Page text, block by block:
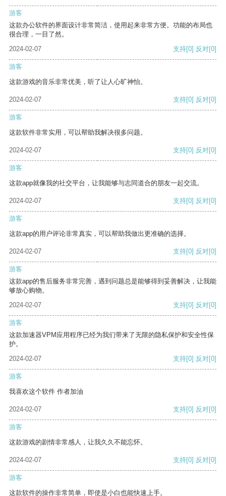
游客
这款办公软件的界面设计非常简洁，使用起来非常方便。功能的布局也
很合理，一目了然。
2024-02-07
支持[0] 反对[0]
游客
这款游戏的音乐非常优美，听了让人心旷神怡。
2024-02-07 支持[0] 反对[0]
游客
这款软件非常实用，可以帮助我解决很多问题。
2024-02-07 支持[0] 反对[0]
游客
这款app就像我的社交平台，让我能够与志同道合的朋友一起交流。
2024-02-07 支持[0] 反对[0]
游客
这款app的用户评论非常真实，可以帮助我做出更准确的选择。
2024-02-07 支持[0] 反对[0]
游客
这款app的售后服务非常完善，遇到问题总是能够得到妥善解决，让我能
够放心购物。
2024-02-07
支持[0] 反对[0]
游客
这款加速器VPM应用程序已经为我们带来了无限的隐私保护和安全性保
护。
2024-02-07
支持[0] 反对[0]
游客
我喜欢这个软件 作者加油
2024-02-07 支持[0] 反对[0]
游客
这款游戏的剧情非常感人，让我久久不能忘怀。
2024-02-07 支持[0] 反对[0]
游客
这款软件的操作非常简单，即使是小白也能快速上手。